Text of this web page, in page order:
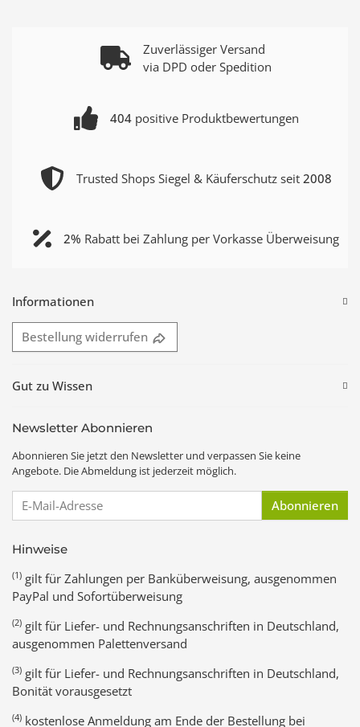
Zuverlässiger Versand
via DPD oder Spedition
404positive Produktbewertungen
Trusted Shops Siegel & Käuferschutz seit 2008
2% Rabatt bei Zahlung per Vorkasse Überweisung
Informationen
Bestellung widerrufen
Gut zu Wissen
Newsletter Abonnieren
Abonnieren Sie jetzt den Newsletter und verpassen Sie keine
Angebote. Die Abmeldung ist jederzeit möglich.
E-Mail-Adresse Abonnieren
Hinweise
(1) gilt für Zahlungen per Banküberweisung, ausgenommen
PayPal und Sofortüberweisung
(2) gilt für Liefer- und Rechnungsanschriften in Deutschland,
ausgenommen Palettenversand
(3) gilt für Liefer- und Rechnungsanschriften in Deutschland,
Bonität vorausgesetzt
(4) kostenlose Anmeldung am Ende der Bestellung bei